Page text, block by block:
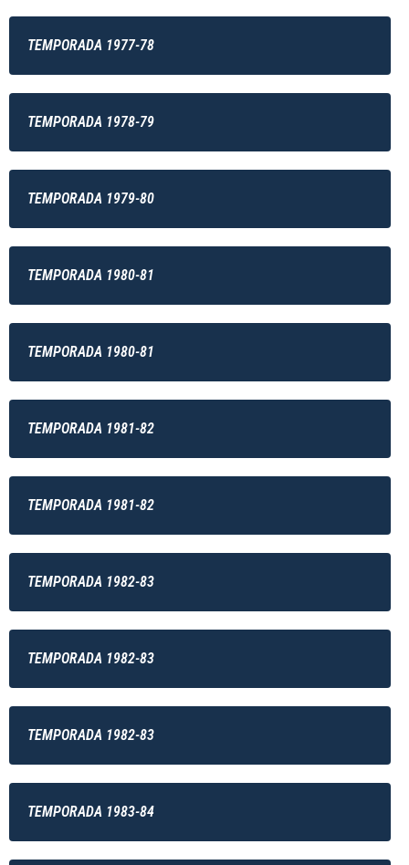
TEMPORADA 1977-78
TEMPORADA 1978-79
TEMPORADA 1979-80
TEMPORADA 1980-81
TEMPORADA 1980-81
TEMPORADA 1981-82
TEMPORADA 1981-82
TEMPORADA 1982-83
TEMPORADA 1982-83
TEMPORADA 1982-83
TEMPORADA 1983-84